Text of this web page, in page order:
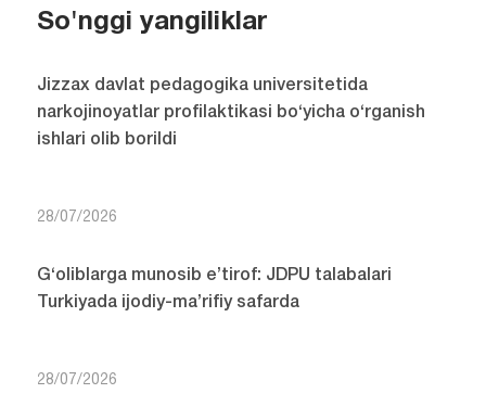
So'nggi yangiliklar
Jizzax davlat pedagogika universitetida
narkojinoyatlar profilaktikasi bo‘yicha o‘rganish
ishlari olib borildi
28/07/2026
G‘oliblarga munosib e’tirof: JDPU talabalari
Turkiyada ijodiy-ma’rifiy safarda
28/07/2026